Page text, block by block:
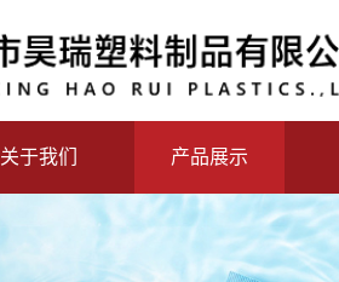
关于我们 产品展示